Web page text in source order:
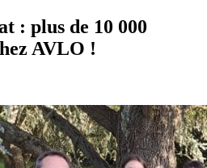
: plus de 10 000
AVLO !